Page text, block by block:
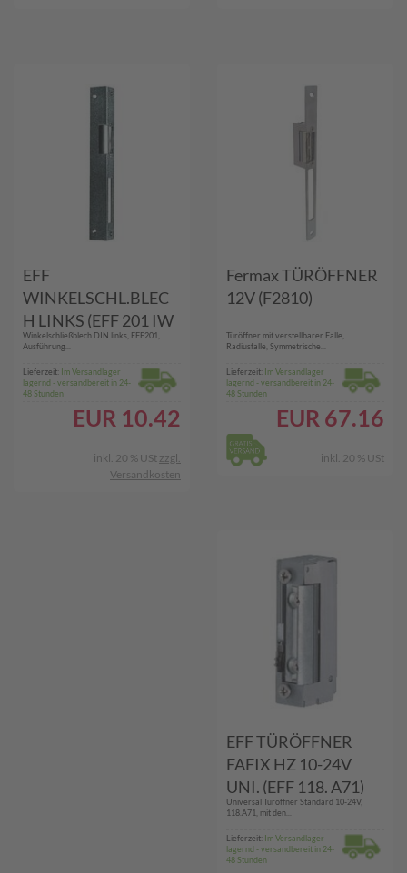
EFF
WINKELSCHL.BLEC
H LINKS (EFF 201 IW
LI)
Winkelschließblech DIN links, EFF201,
Ausführung...
Lieferzeit: Im Versandlager
lagernd - versandbereit in 24-
48 Stunden
EUR 10.42
inkl. 20 % USt zzgl.
Versandkosten
Fermax TÜRÖFFNER
12V (F2810)
Türöffner mit verstellbarer Falle,
Radiusfalle, Symmetrische...
Lieferzeit: Im Versandlager
lagernd - versandbereit in 24-
48 Stunden
EUR 67.16
inkl. 20 % USt
EFF TÜRÖFFNER
FAFIX HZ 10-24V
UNI. (EFF 118. A71)
Universal Türöffner Standard 10-24V,
118.A71, mit den...
Lieferzeit: Im Versandlager
lagernd - versandbereit in 24-
48 Stunden